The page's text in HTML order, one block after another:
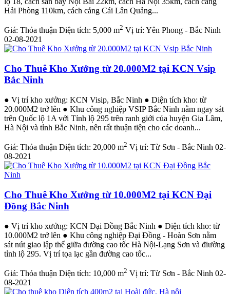
Hải Phòng 110km, cách cảng Cái Lân Quảng...
Giá: Thỏa thuận Diện tích: 5,000 m2 Vị trí: Yên Phong - Bắc Ninh
02-08-2021
Cho Thuê Kho Xưởng từ 20.000M2 tại KCN Vsip
Bắc Ninh
● Vị trí kho xưởng: KCN Visip, Bắc Ninh ● Diện tích kho: từ
20.000M2 trở lên ● Khu công nghiệp VSIP Bắc Ninh nằm ngay sát
trên Quốc lộ 1A với Tỉnh lộ 295 trên ranh giới của huyện Gia Lâm,
Hà Nội và tỉnh Bắc Ninh, nên rất thuận tiện cho các doanh...
Giá: Thỏa thuận Diện tích: 20,000 m2 Vị trí: Từ Sơn - Bắc Ninh 02-
08-2021
Cho Thuê Kho Xưởng từ 10.000M2 tại KCN Đại
Đồng Bắc Ninh
● Vị trí kho xưởng: KCN Đại Đồng Bắc Ninh ● Diện tích kho: từ
10.000M2 trở lên ● Khu công nghiệp Đại Đồng - Hoàn Sơn nằm
sát nút giao lập thể giữa đường cao tốc Hà Nội-Lạng Sơn và điường
tỉnh lộ 295. Vị trí tọa lạc gần đường cao tốc...
Giá: Thỏa thuận Diện tích: 10,000 m2 Vị trí: Từ Sơn - Bắc Ninh 02-
08-2021